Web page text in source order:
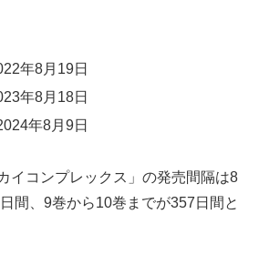
年8月19日
年8月18日
年8月9日
イコンプレックス」の発売間隔は8
間、9巻から10巻までが357日間と